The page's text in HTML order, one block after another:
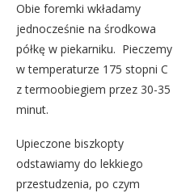
Obie foremki wkładamy
jednocześnie na środkowa
półkę w piekarniku. Pieczemy
w temperaturze 175 stopni C
z termoobiegiem przez 30-35
minut.
Upieczone biszkopty
odstawiamy do lekkiego
przestudzenia, po czym